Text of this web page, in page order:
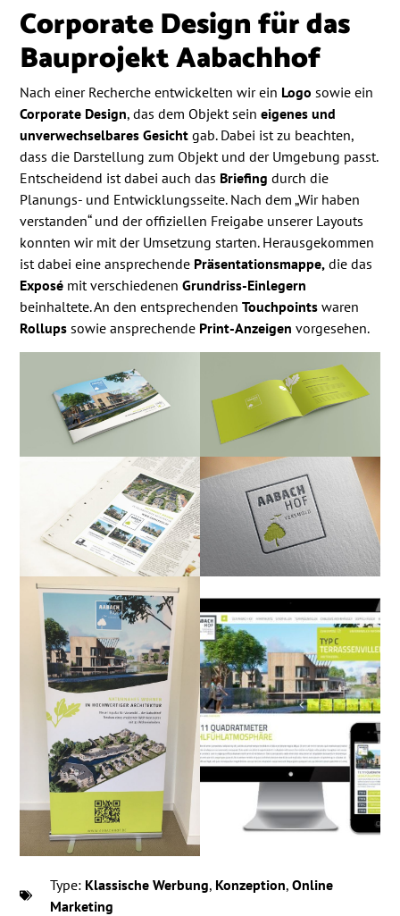
Corporate Design für das
Bauprojekt Aabachhof
Nach einer Recherche entwickelten wir ein Logo sowie ein
Corporate Design, das dem Objekt seineigenes und
unverwechselbares Gesicht gab. Dabei ist zu beachten,
dass die Darstellung zum Objekt und der Umgebung passt.
Entscheidend ist dabei auch das Briefing durch die
Planungs- und Entwicklungsseite. Nach dem „Wir haben
verstanden“ und der offiziellen Freigabe unserer Layouts
konnten wir mit der Umsetzung starten. Herausgekommen
ist dabei eine ansprechende Präsentationsmappe, die das
Exposé mit verschiedenenGrundriss-Einlegern
beinhaltete. An den entsprechendenTouchpoints waren
Rollups sowie ansprechende Print-Anzeigen vorgesehen.
Type: Klassische Werbung, Konzeption,Online
Marketing